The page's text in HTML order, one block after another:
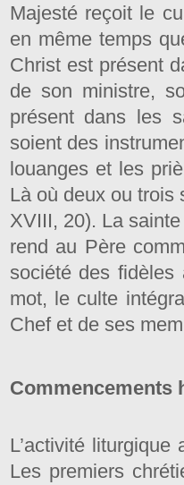
Majesté reçoit le
en même temps
Christ est présent
de son ministre,
présent dans les
soient des
louanges et les
Là où deux ou trois
XVIII, 20). La
rend au Père
société des
mot, le culte
Chef et de ses
Commencements
L’activité
Les premiers